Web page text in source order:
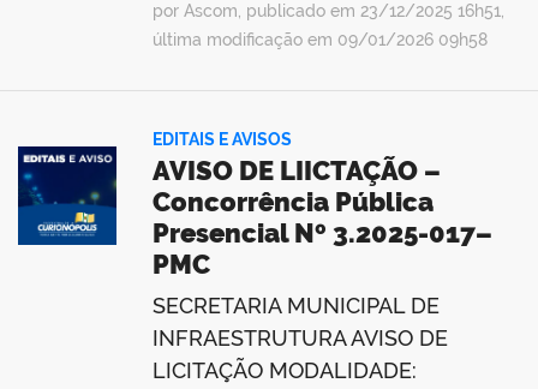
por Ascom, publicado em 23/12/2025 16h51,
última modificação em 09/01/2026 09h58
EDITAIS E AVISOS
AVISO DE LIICTAÇÃO –
Concorrência Pública
Presencial Nº 3.2025-017–
PMC
SECRETARIA MUNICIPAL DE
INFRAESTRUTURA AVISO DE
LICITAÇÃO MODALIDADE: